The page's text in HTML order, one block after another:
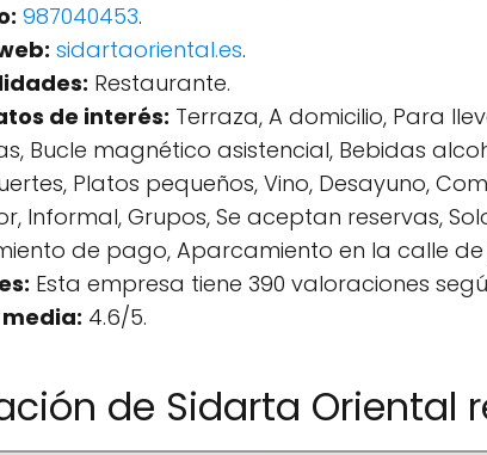
987040453.
sidartaoriental.es.
Restaurante.
de interés: Terraza, A domicilio, Para
Bucle magnético asistencial, Bebidas
Platos pequeños, Vino, Desayuno,
Informal, Grupos, Se aceptan reservas,
de pago, Aparcamiento en la calle
Esta empresa tiene 390 valoraciones
4.6/5.
de Sidarta Oriental